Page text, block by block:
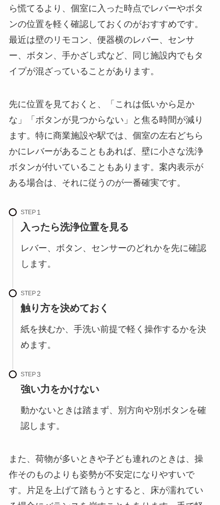
ら慌てるより、個室に入った時点でレバーやボタ
ンの位置を軽く確認しておくのがおすすめです。
最近は壁のリモコン、便器横のレバー、センサ
ー、ボタン、手かざし式など、同じ施設内でもタ
イプが混ざっていることがあります。
先に位置を見ておくと、「これは低いから足か
な」「ボタンが見つからない」と焦る時間が減り
ます。特に商業施設や駅では、個室の左右どちら
かにレバーがあることもあれば、壁に小さな洗浄
ボタンが付いていることもあります。案内表示が
ある場合は、それに従うのが一番確実です。
STEP
入ったら洗浄位置を見る
レバー、ボタン、センサーのどれかを先に確認
します。
STEP
触り方を決めておく
紙を挟むか、手洗い前提で軽く操作するかを決
めます。
STEP
強い力をかけない
動かないときは踏まず、別方向や別ボタンを確
認します。
また、荷物が多いときや子ども連れのときは、操
作そのものよりも姿勢が不安定になりやすいで
す。片足を上げて踏もうとすると、床が濡れてい